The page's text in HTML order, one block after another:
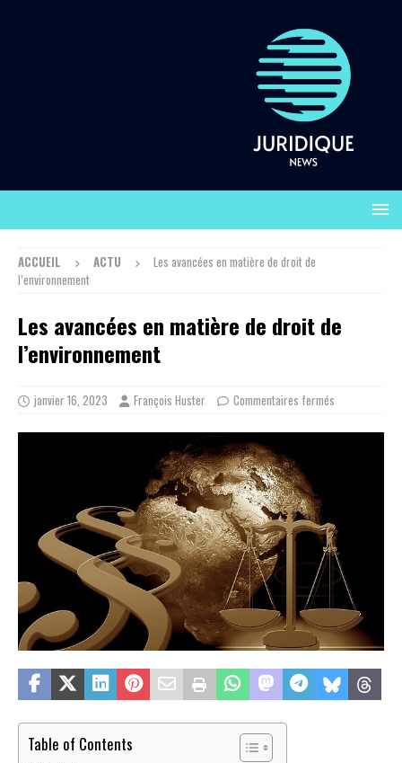
ACCUEIL ACTU
Les avancées en matière de droit de
l’environnement
Les avancées en matière de droit de
l’environnement
janvier 16, 2023 François Huster Commentaires fermés
Table of Contents